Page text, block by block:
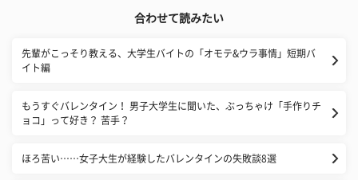
合わせて読みたい
先輩がこっそり教える、大学生バイトの「オモテ&ウラ事情」短期バ
イト編
もうすぐバレンタイン！ 男子大学生に聞いた、ぶっちゃけ「手作りチ
ョコ」って好き？ 苦手？
ほろ苦い……女子大生が経験したバレンタインの失敗談8選